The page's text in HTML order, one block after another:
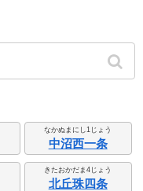
なかぬまにし1じょう
中沼西一条
きたおかだま4じょう
北丘珠四条